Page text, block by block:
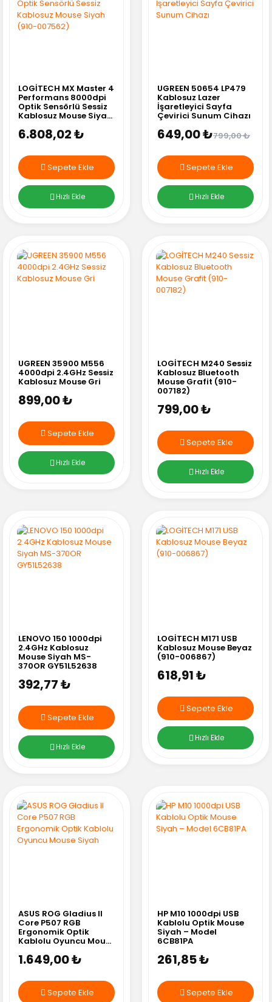
LOGİTECH MX Master 4
Performans 8000dpi
Optik Sensörlü Sessiz
Kablosuz Mouse Siyah
6.808,02 ₺
Sepete Ekle
Hızlı Ekle
UGREEN 50654 LP479
Kablosuz Lazer
İşaretleyici Sayfa
Çevirici Sunum Cihazı
649,00 ₺799,00 ₺
Sepete Ekle
Hızlı Ekle
UGREEN 35900 M556
4000dpi 2.4GHz Sessiz
Kablosuz Mouse Gri
899,00 ₺
Sepete Ekle
Hızlı Ekle
LOGİTECH M240 Sessiz
Kablosuz Bluetooth
Mouse Grafit (910-
007182)
799,00 ₺
Sepete Ekle
Hızlı Ekle
LENOVO 150 1000dpi
2.4GHz Kablosuz
Mouse Siyah MS-
370OR GY51L52638
392,77 ₺
Sepete Ekle
Hızlı Ekle
LOGİTECH M171 USB
Kablosuz Mouse Beyaz
(910-006867)
618,91 ₺
Sepete Ekle
Hızlı Ekle
ASUS ROG Gladius II
Core P507 RGB
Ergonomik Optik
Kablolu Oyuncu Mouse
1.649,00 ₺
Sepete Ekle
HP M10 1000dpi USB
Kablolu Optik Mouse
Siyah – Model
6CB81PA
261,85 ₺
Sepete Ekle